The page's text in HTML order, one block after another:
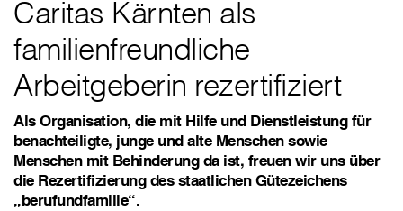
Caritas Kärnten als
familienfreundliche
Arbeitgeberin rezertifiziert
Als Organisation, die mit Hilfe und Dienstleistung für
benachteiligte, junge und alte Menschen sowie
Menschen mit Behinderung da ist, freuen wir uns über
die Rezertifizierung des staatlichen Gütezeichens
„berufundfamilie“.